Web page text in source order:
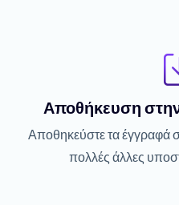
Αποθήκευση
Αποθηκεύστε τα έγγραφά
πολλές άλλες